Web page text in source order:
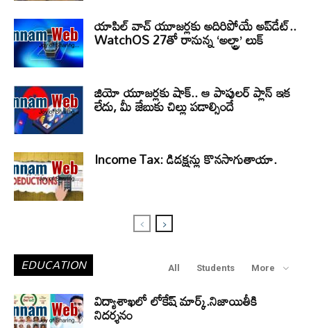
యాపిల్ వాచ్ యూజర్లకు అదిరిపోయే అప్‌డేట్..
WatchOS 27తో రానున్న ‘అల్ట్రా’ లుక్
జియో యూజర్లకు షాక్.. ఆ పాపులర్ ప్లాన్ ఇక
లేదు, మీ జేబుకు చిల్లు పడాల్సిందే
Income Tax: డిడక్షన్లు కొనసాగుతాయా.
EDUCATION All Students More
విద్యాశాఖలో లోకేష్ మార్క్.నిజాయితీకి
నిదర్శనం